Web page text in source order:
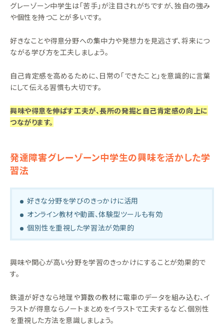
グレーゾーン中学生は「苦手」が注目されがちですが、独自の強み
や個性を持つことが多いです。
好きなことや得意分野への集中力や発想力を見逃さず、将来につ
ながる学び方を工夫しましょう。
自己肯定感を高めるために、日常の「できたこと」を意識的に言葉
にして伝える習慣も大切です。
興味や得意を伸ばす工夫が、長所の発掘と自己肯定感の向上に
つながります。
発達障害グレーゾーン中学生の興味を活かした学
習法
好きな分野を学びのきっかけに活用
オンライン教材や動画、体験型ツールも有効
個別性を重視した学習法が効果的
興味や関心が高い分野を学習のきっかけにすることが効果的で
す。
鉄道が好きなら地理や算数の教材に電車のデータを組み込む、イ
ラストが得意ならノートまとめをイラストで工夫するなど、個別性
を重視した方法を意識しましょう。